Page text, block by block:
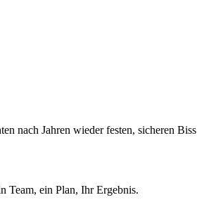
nach Jahren wieder festen, sicheren
Team, ein Plan, Ihr Ergebnis.